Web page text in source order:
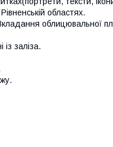
областях.
облицювальної
заліза.